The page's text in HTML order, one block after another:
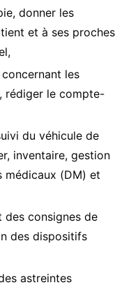
donner les
et à ses proches
les
rédiger le compte-
du véhicule de
inventaire, gestion
(DM) et
des consignes de
des dispositifs
astreintes